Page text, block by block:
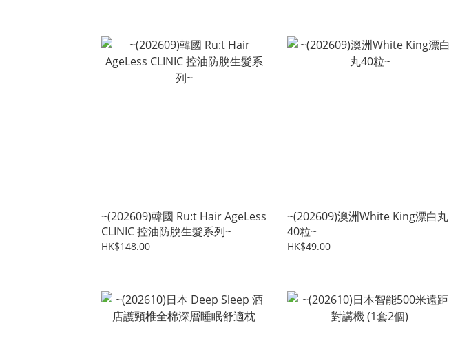
~(202609)韓國 Ru:t Hair AgeLess
CLINIC 控油防脫生髮系列~
HK$148.00
~(202609)澳洲White King漂白丸
40粒~
HK$49.00